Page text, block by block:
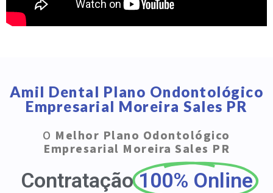
Amil Dental Plano Ondontológico
Empresarial Moreira Sales PR
O Melhor Plano Odontológico
Empresarial Moreira Sales PR
Contratação 100% Online